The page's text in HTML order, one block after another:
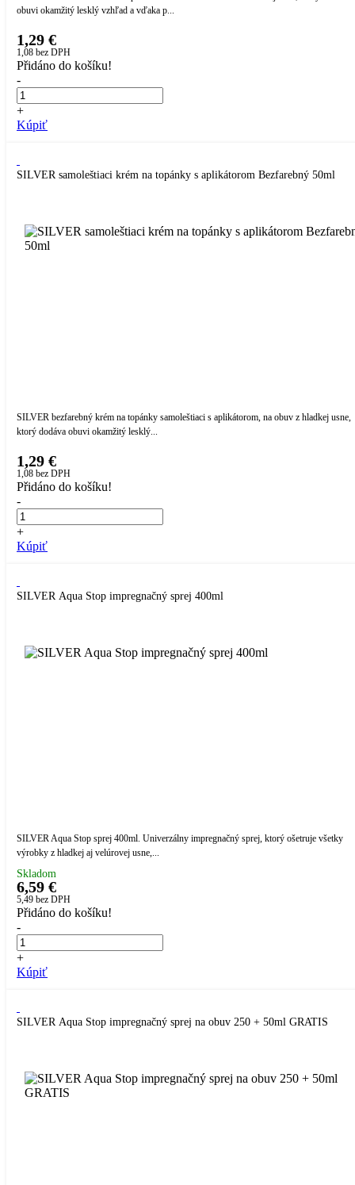
obuvi okamžitý lesklý vzhľad a vďaka p...
1,29 €
1,08 bez DPH
Přidáno do košíku!
-
+
Kúpiť
SILVER samoleštiaci krém na topánky s aplikátorom Bezfarebný 50ml
SILVER bezfarebný krém na topánky samoleštiaci s aplikátorom, na obuv z hladkej usne,
ktorý dodáva obuvi okamžitý lesklý...
1,29 €
1,08 bez DPH
Přidáno do košíku!
-
+
Kúpiť
SILVER Aqua Stop impregnačný sprej 400ml
SILVER Aqua Stop sprej 400ml. Univerzálny impregnačný sprej, ktorý ošetruje všetky
výrobky z hladkej aj velúrovej usne,...
Skladom
6,59 €
5,49 bez DPH
Přidáno do košíku!
-
+
Kúpiť
SILVER Aqua Stop impregnačný sprej na obuv 250 + 50ml GRATIS